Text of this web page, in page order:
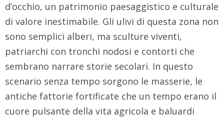
d’occhio, un patrimonio paesaggistico e culturale
di valore inestimabile. Gli ulivi di questa zona non
sono semplici alberi, ma sculture viventi,
patriarchi con tronchi nodosi e contorti che
sembrano narrare storie secolari. In questo
scenario senza tempo sorgono le masserie, le
antiche fattorie fortificate che un tempo erano il
cuore pulsante della vita agricola e baluardi